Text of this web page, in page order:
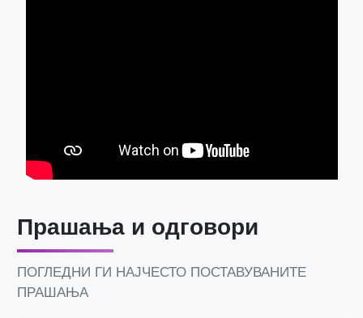
Прашања и одговори
ПОГЛЕДНИ ГИ НАЈЧЕСТО ПОСТАВУВАНИТЕ
ПРАШАЊА